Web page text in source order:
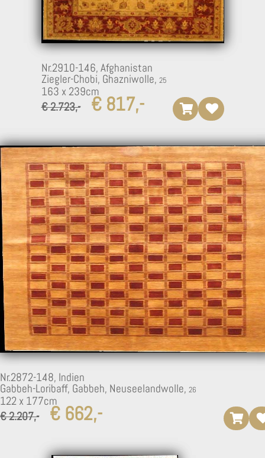
Nr.2910-146, Afghanistan
Ziegler-Chobi, Ghazniwolle,
163 x 239cm
€ 2.723,-
€ 817,-
Nr.2872-148, Indien
Gabbeh-Loribaff, Gabbeh, Neuseelandwolle,
122 x 177cm
€ 2.207,-
€ 662,-